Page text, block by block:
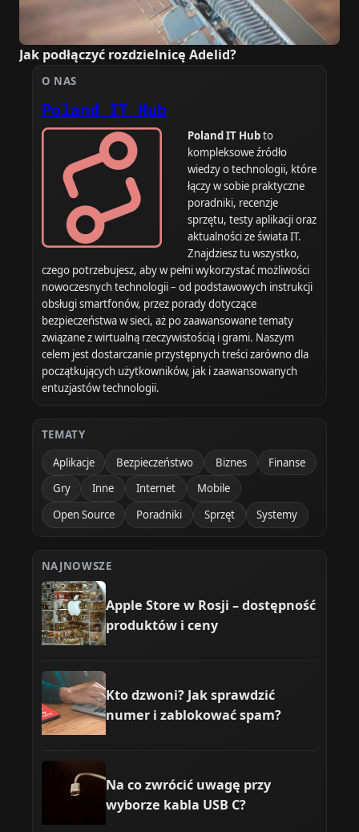
Jak podłączyć rozdzielnicę Adelid?
O NAS
Poland IT Hub
Poland IT Hubto
kompleksowe źródło
wiedzy o technologii, które
łączy w sobie praktyczne
poradniki, recenzje
sprzętu, testy aplikacji oraz
aktualności ze świata IT.
Znajdziesz tu wszystko,
czego potrzebujesz, aby w pełni wykorzystać możliwości
nowoczesnych technologii – od podstawowych instrukcji
obsługi smartfonów, przez porady dotyczące
bezpieczeństwa w sieci, aż po zaawansowane tematy
związane z wirtualną rzeczywistością i grami. Naszym
celem jest dostarczanie przystępnych treści zarówno dla
początkujących użytkowników, jak i zaawansowanych
entuzjastów technologii.
TEMATY
Aplikacje
Bezpieczeństwo Biznes
Finanse
Gry
Inne Internet
Mobile
Open Source
Poradniki Sprzęt Systemy
NAJNOWSZE
Apple Store w Rosji – dostępność
produktów i ceny
Kto dzwoni? Jak sprawdzić
numer i zablokować spam?
Na co zwrócić uwagę przy
wyborze kabla USB C?